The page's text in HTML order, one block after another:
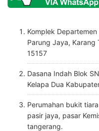
Komplek Departemen
Parung Jaya, Karang
15157
Dasana Indah Blok
Kelapa Dua
Perumahan bukit
pasir jaya, pasar
tangerang.